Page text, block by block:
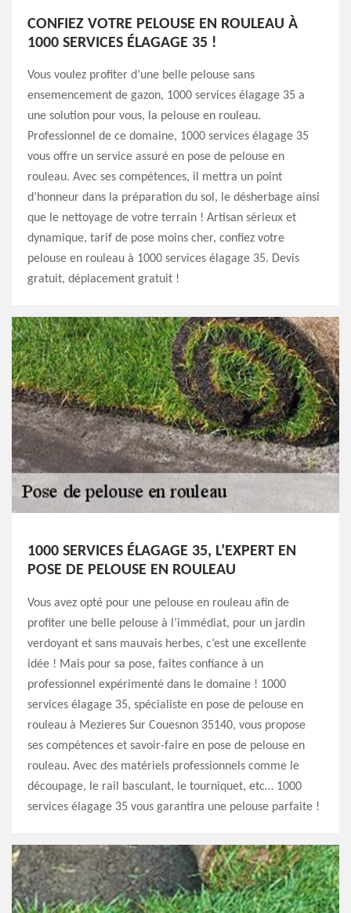
CONFIEZ VOTRE PELOUSE EN ROULEAU À
1000 SERVICES ÉLAGAGE 35 !
Vous voulez profiter d’une belle pelouse sans
ensemencement de gazon, 1000 services élagage 35 a
une solution pour vous, la pelouse en rouleau.
Professionnel de ce domaine, 1000 services élagage 35
vous offre un service assuré en pose de pelouse en
rouleau. Avec ses compétences, il mettra un point
d’honneur dans la préparation du sol, le désherbage ainsi
que le nettoyage de votre terrain ! Artisan sérieux et
dynamique, tarif de pose moins cher, confiez votre
pelouse en rouleau à 1000 services élagage 35. Devis
gratuit, déplacement gratuit !
1000 SERVICES ÉLAGAGE 35, L’EXPERT EN
POSE DE PELOUSE EN ROULEAU
Vous avez opté pour une pelouse en rouleau afin de
profiter une belle pelouse à l’immédiat, pour un jardin
verdoyant et sans mauvais herbes, c’est une excellente
idée ! Mais pour sa pose, faites confiance à un
professionnel expérimenté dans le domaine ! 1000
services élagage 35, spécialiste en pose de pelouse en
rouleau à Mezieres Sur Couesnon 35140, vous propose
ses compétences et savoir-faire en pose de pelouse en
rouleau. Avec des matériels professionnels comme le
découpage, le rail basculant, le tourniquet, etc… 1000
services élagage 35 vous garantira une pelouse parfaite !